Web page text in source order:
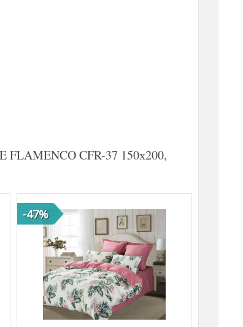
FLAMENCO CFR-37 150х200,
-47%